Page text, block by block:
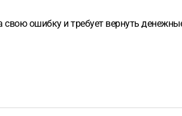
ошибку и требует вернуть